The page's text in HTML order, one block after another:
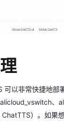
可以非常快捷地部
、
）。如果